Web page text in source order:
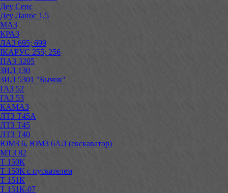
Деу Сенс
Деу Ланос 1,5
МАЗ
КРАЗ
ЛАЗ 695; 699
ІКАРУС 255; 256
ПАЗ 3205
ЗИЛ 130
ЗИЛ 5301 "Бычок"
ГАЗ 52
ГАЗ 53
КАМАЗ
ЛТЗ Т45А
ЛТЗ Т45
ЛТЗ Т40
ЮМЗ 6, ЮМЗ 6АЛ (екскаватор)
МТЗ 82
Т 150К
Т 150К с пускателем
Т 151К
Т 151К-07